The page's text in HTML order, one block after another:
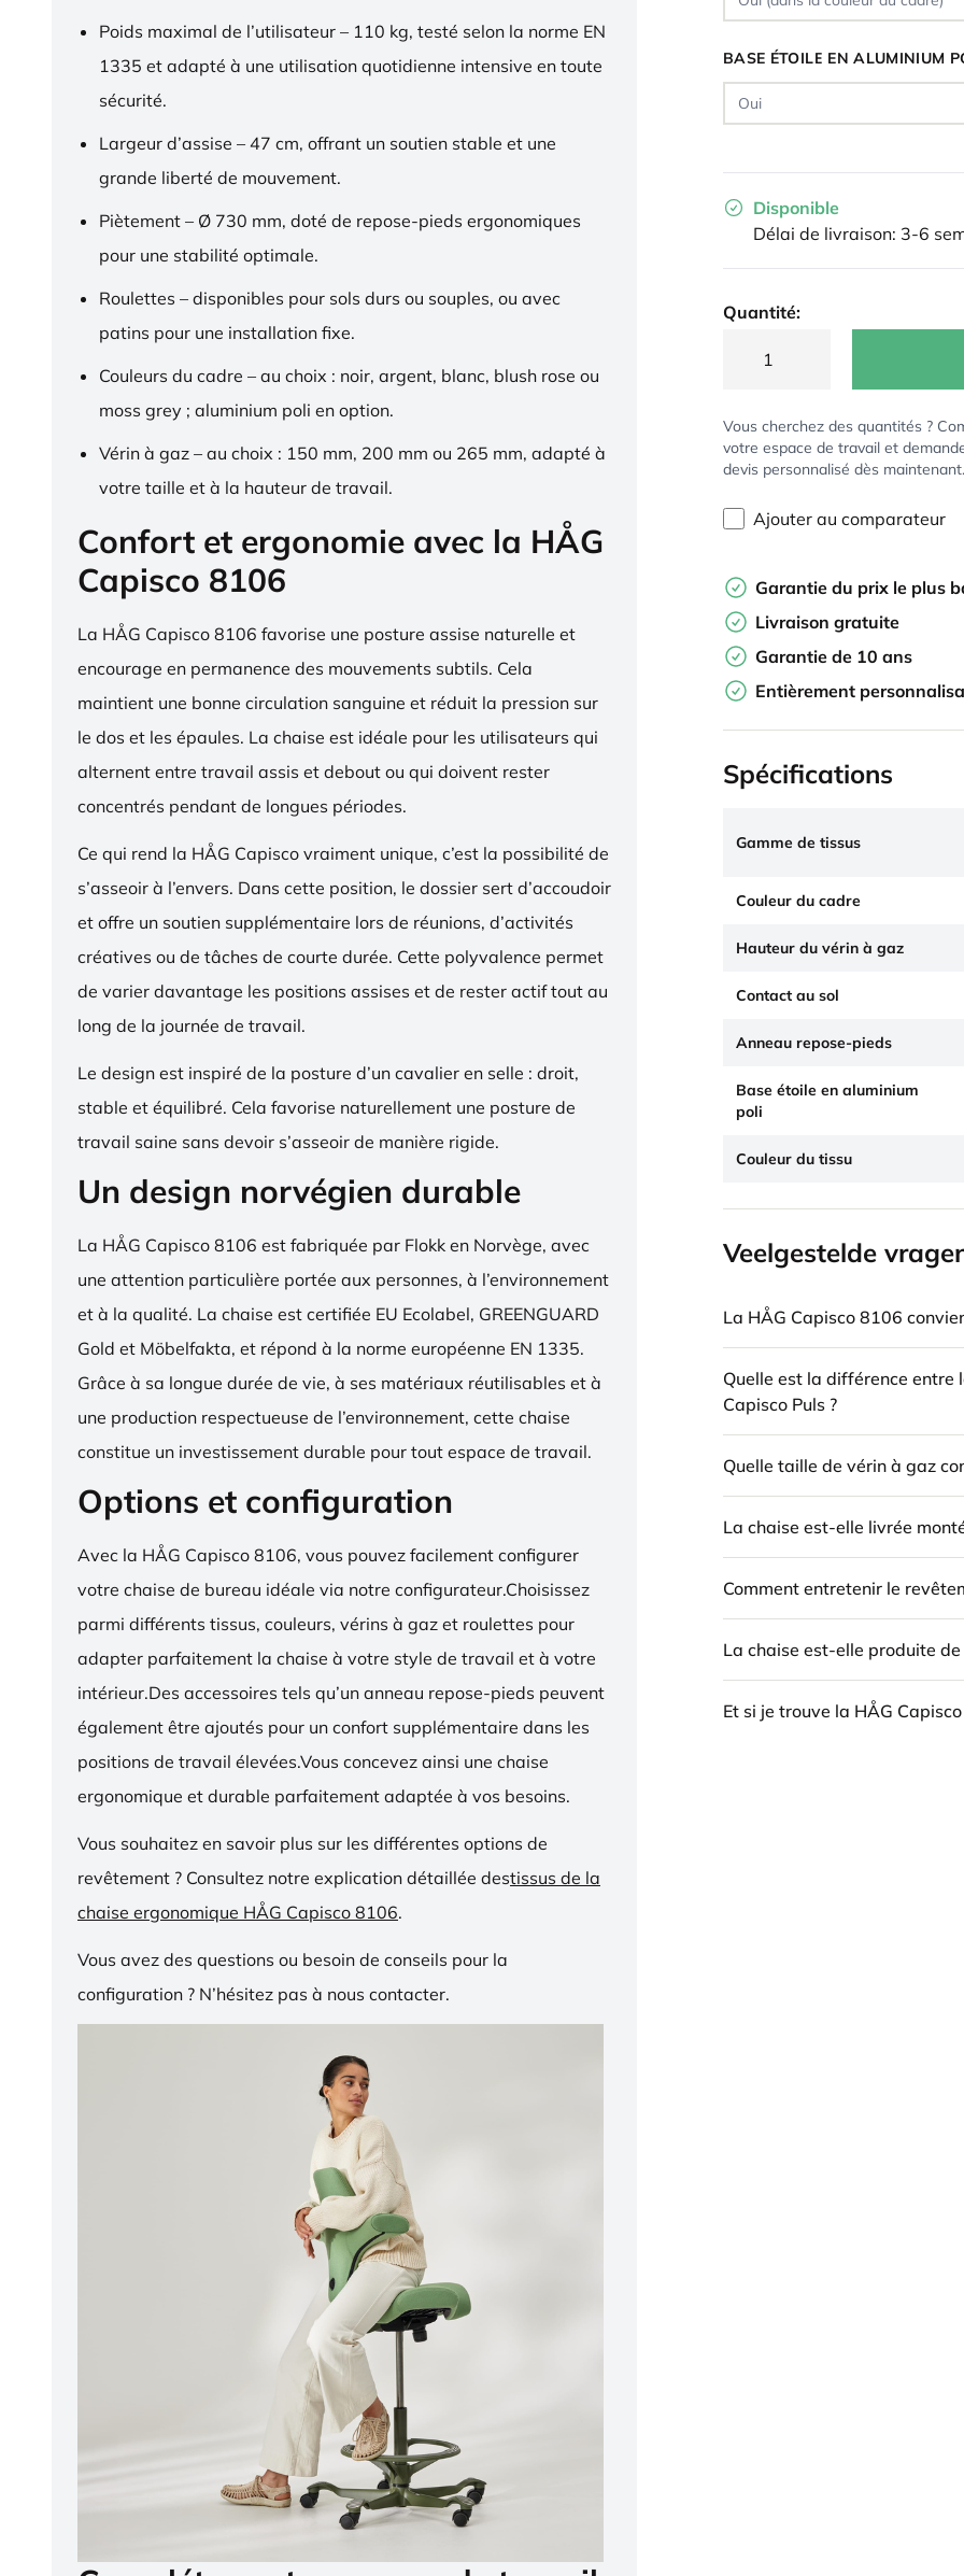
Poids maximal de l’utilisateur – 110 kg, testé selon la norme EN
1335 et adapté à une utilisation quotidienne intensive en toute
sécurité.
Largeur d’assise – 47 cm, offrant un soutien stable et une
grande liberté de mouvement.
Piètement – Ø 730 mm, doté de repose-pieds ergonomiques
pour une stabilité optimale.
Roulettes – disponibles pour sols durs ou souples, ou avec
patins pour une installation fixe.
Couleurs du cadre – au choix : noir, argent, blanc, blush rose ou
moss grey ; aluminium poli en option.
Vérin à gaz – au choix : 150 mm, 200 mm ou 265 mm, adapté à
votre taille et à la hauteur de travail.
Confort et ergonomie avec la HÅG
Capisco 8106
La HÅG Capisco 8106 favorise une posture assise naturelle et
encourage en permanence des mouvements subtils. Cela
maintient une bonne circulation sanguine et réduit la pression sur
le dos et les épaules. La chaise est idéale pour les utilisateurs qui
alternent entre travail assis et debout ou qui doivent rester
concentrés pendant de longues périodes.
Ce qui rend la HÅG Capisco vraiment unique, c’est la possibilité de
s’asseoir à l’envers. Dans cette position, le dossier sert d’accoudoir
et offre un soutien supplémentaire lors de réunions, d’activités
créatives ou de tâches de courte durée. Cette polyvalence permet
de varier davantage les positions assises et de rester actif tout au
long de la journée de travail.
Le design est inspiré de la posture d’un cavalier en selle : droit,
stable et équilibré. Cela favorise naturellement une posture de
travail saine sans devoir s’asseoir de manière rigide.
Un design norvégien durable
La HÅG Capisco 8106 est fabriquée par Flokk en Norvège, avec
une attention particulière portée aux personnes, à l’environnement
et à la qualité. La chaise est certifiée EU Ecolabel, GREENGUARD
Gold et Möbelfakta, et répond à la norme européenne EN 1335.
Grâce à sa longue durée de vie, à ses matériaux réutilisables et à
une production respectueuse de l’environnement, cette chaise
constitue un investissement durable pour tout espace de travail.
Options et configuration
Avec la HÅG Capisco 8106, vous pouvez facilement configurer
votre chaise de bureau idéale via notre configurateur.Choisissez
parmi différents tissus, couleurs, vérins à gaz et roulettes pour
adapter parfaitement la chaise à votre style de travail et à votre
intérieur.Des accessoires tels qu’un anneau repose-pieds peuvent
également être ajoutés pour un confort supplémentaire dans les
positions de travail élevées.Vous concevez ainsi une chaise
ergonomique et durable parfaitement adaptée à vos besoins.
Vous souhaitez en savoir plus sur les différentes options de
revêtement ? Consultez notre explication détaillée destissus de la
chaise ergonomique HÅG Capisco 8106.
Vous avez des questions ou besoin de conseils pour la
configuration ? N’hésitez pas à nous contacter.
BASE ÉTOILE EN ALUMINIUM
Disponible
Délai de livraison: 3-6
Quantité:
Vous cherchez des quantités ?
votre espace de travail et
devis personnalisé dès maintenant.
Ajouter au comparateur
Garantie du prix le plus
Livraison gratuite
Garantie de 10 ans
Entièrement
Spécifications
Gamme de tissus
Couleur du cadre
Hauteur du vérin à gaz
Contact au sol
Anneau repose-pieds
Base étoile en aluminium
poli
Couleur du tissu
Veelgestelde
La HÅG Capisco 8106
Quelle est la différence entre
Capisco Puls ?
Quelle taille de vérin à gaz
La chaise est-elle livrée
Comment entretenir le
La chaise est-elle produite
Et si je trouve la HÅG